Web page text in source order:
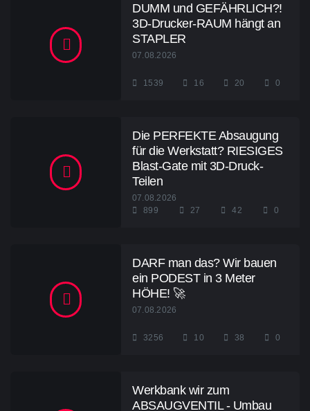
DUMM und GEFÄHRLICH?!
3D-Drucker-RAUM hängt an
STAPLER
07.08.2026
1539 16 20 0
Die PERFEKTE Absaugung
für die Werkstatt? RIESIGES
Blast-Gate mit 3D-Druck-
Teilen
07.08.2026
899
27 42 0
DARF man das? Wir bauen
ein PODEST in 3 Meter
HÖHE! 🚀
07.08.2026
3256 10 38 0
Werkbank wir zum
ABSAUGVENTIL - Umbau